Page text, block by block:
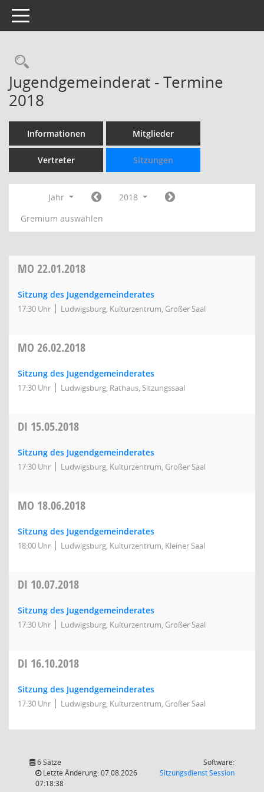
Toggle navigation
Rechercheauswahl
Jugendgemeinderat - Termine
2018
Informationen Mitglieder
Vertreter Sitzungen
Jahr
2018
Gremium auswählen
MO 22.01.2018
Sitzung des Jugendgemeinderates
17:30 Uhr Ludwigsburg, Kulturzentrum, Großer Saal
MO 26.02.2018
Sitzung des Jugendgemeinderates
17:30 Uhr Ludwigsburg, Rathaus, Sitzungssaal
DI 15.05.2018
Sitzung des Jugendgemeinderates
17:30 Uhr Ludwigsburg, Kulturzentrum, Großer Saal
MO 18.06.2018
Sitzung des Jugendgemeinderates
18:00 Uhr Ludwigsburg, Kulturzentrum, Kleiner Saal
DI 10.07.2018
Sitzung des Jugendgemeinderates
17:30 Uhr Ludwigsburg, Kulturzentrum, Großer Saal
DI 16.10.2018
Sitzung des Jugendgemeinderates
17:30 Uhr Ludwigsburg, Kulturzentrum, Großer Saal
6 Sätze
Letzte Änderung: 07.08.2026
07:18:38
Software:
SitzungsdienstSession(Wird in